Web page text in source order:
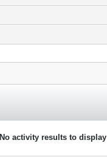
No activity results to display